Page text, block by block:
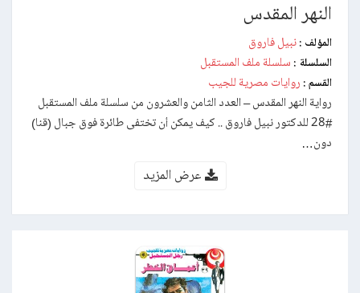
النهر المقدس
المؤلف : نبيل فاروق
السلسلة : سلسلة ملف المستقبل
القسم : روايات مصرية للجيب
رواية النهر المقدس – العدد الثامن والعشرون من سلسلة ملف المستقبل
#28 للدكتور نبيل فاروق .. كيف يمكن أن تختفى طائرة فوق جبال (قنا)
دون…
عرض المزيد